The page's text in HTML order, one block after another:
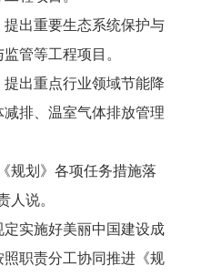
出重要生态系统保护与
管等工程项目。
出重点行业领域节能降
排、温室气体排放管理
规划》各项任务措施落
人说。
实施好美丽中国建设成
职责分工协同推进《规